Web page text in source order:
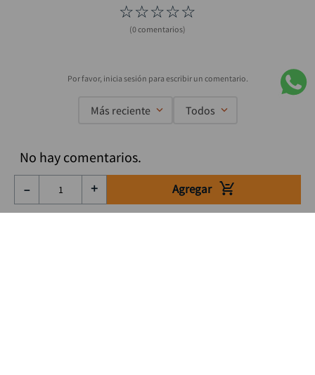
＋
－ Agregar
☆☆☆☆☆
(0 comentarios)
Más reciente Todos
No hay comentarios.